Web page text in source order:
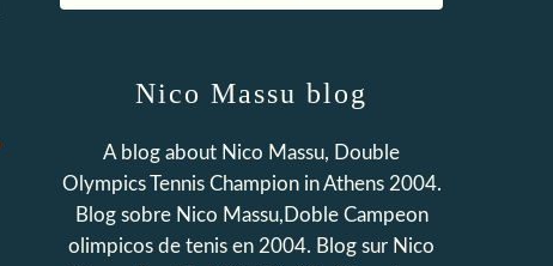
Nico Massu blog
A blog about Nico Massu, Double
Olympics Tennis Champion in Athens 2004.
Blog sobre Nico Massu,Doble Campeon
olimpicos de tenis en 2004. Blog sur Nico